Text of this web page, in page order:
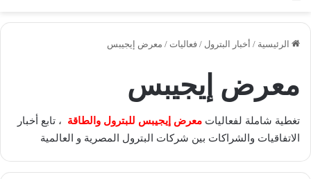
الرئيسية / أخبار البترول / فعاليات / معرض إيجيبس
معرض إيجيبس
تغطية شاملة لفعاليات معرض إيجيبس للبترول والطاقة ، تابع أخبار
الاتفاقيات والشراكات بين شركات البترول المصرية و العالمية